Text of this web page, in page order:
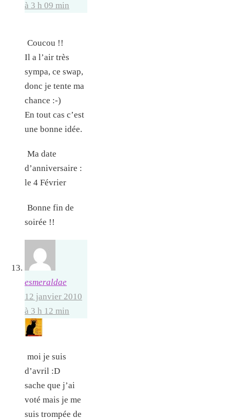
à 3 h 09 min
Coucou !!
Il a l’air très
sympa, ce swap,
donc je tente ma
chance :-)
En tout cas c’est
une bonne idée.
Ma date
d’anniversaire :
le 4 Février
Bonne fin de
soirée !!
esmeraldae
12 janvier 2010
à 3 h 12 min
moi je suis
d’avril :D
sache que j’ai
voté mais je me
suis trompée de